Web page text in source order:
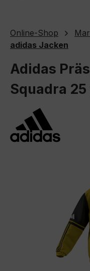
Online-Shop
adidas Jacken
Adidas
Squadra